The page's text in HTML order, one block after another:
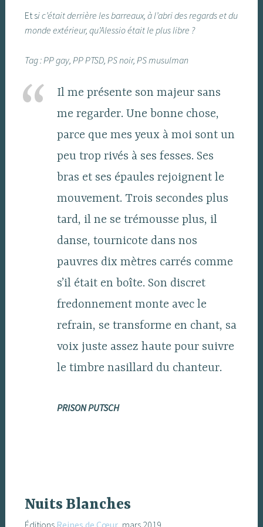
Et si c’était derrière les barreaux, à l’abri des regards et du
monde extérieur, qu’Alessio était le plus libre ?
Tag : PP gay, PP PTSD, PS noir, PS musulman
Il me présente son majeur sans
me regarder. Une bonne chose,
parce que mes yeux à moi sont un
peu trop rivés à ses fesses. Ses
bras et ses épaules rejoignent le
mouvement. Trois secondes plus
tard, il ne se trémousse plus, il
danse, tournicote dans nos
pauvres dix mètres carrés comme
s’il était en boîte. Son discret
fredonnement monte avec le
refrain, se transforme en chant, sa
voix juste assez haute pour suivre
le timbre nasillard du chanteur.
PRISON PUTSCH
Nuits Blanches
Éditions Reines de Cœur, mars 2019